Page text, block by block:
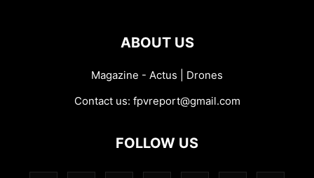
ABOUT US
Magazine - Actus | Drones
Contact us: fpvreport@gmail.com
FOLLOW US